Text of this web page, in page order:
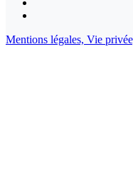
Mentions légales, Vie